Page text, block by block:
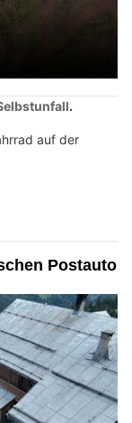
.
auf der
Postauto